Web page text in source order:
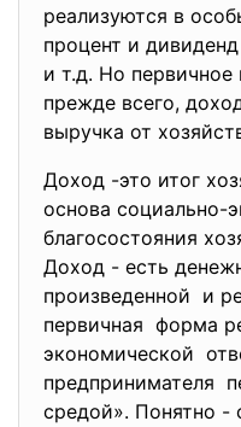
реализуются в
процент и
и т.д. Но первичное
прежде всего,
выручка от
Доход -это итог
основа социально-
благосостояния
Доход - есть
произведенной и
первичная форма
экономической
предпринимателя
средой». Понятно -